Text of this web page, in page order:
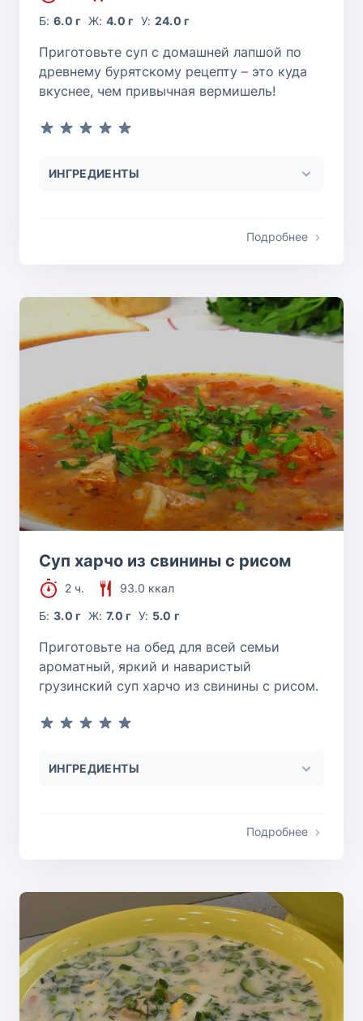
Б:6.0 г Ж: 4.0 г У: 24.0 г
Приготовьте суп с домашней лапшой по
древнему бурятскому рецепту – это куда
вкуснее, чем привычная вермишель!
ИНГРЕДИЕНТЫ
Подробнее
Суп харчо из свинины с рисом
2 ч.
93.0 ккал
Б:3.0 г Ж: 7.0 г У: 5.0 г
Приготовьте на обед для всей семьи
ароматный, яркий и наваристый
грузинский суп харчо из свинины с рисом.
ИНГРЕДИЕНТЫ
Подробнее